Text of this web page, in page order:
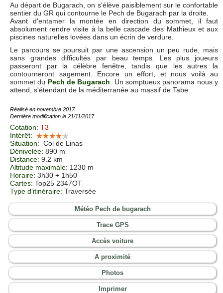
Au départ de Bugarach, on s'élève paisiblement sur le confortable
sentier du GR qui contourne le Pech de Bugarach par la droite.
Avant d'entamer la montée en direction du sommet, il faut
absolument rendre visite à la belle cascade des Mathieux et aux
piscines naturelles lovées dans un écrin de verdure.
Le parcours se poursuit par une ascension un peu rude, mais
sans grandes difficultés par beau temps. Les plus joueurs
passeront par la célèbre fenêtre, tandis que les autres la
contourneront sagement. Encore un effort, et nous voilà au
sommet du Pech de Bugarach . Un somptueux panorama nous y
attend, s'étendant de la méditerranée au massif de Tabe.
Réalisé en novembre 2017
Dernière modification le 21/11/2017
Cotation: T3
Intérêt:
Situation: Col de Linas
Dénivelée: 890 m
Distance: 9.2 km
Altitude maximale: 1230 m
Horaire: 3h30 + 1h50
Cartes: Top25 2347OT
Type d'itinéraire: Traversée
Météo Pech de bugarach
Trace GPS
Accès voiture
A proximité
Photos
Imprimer